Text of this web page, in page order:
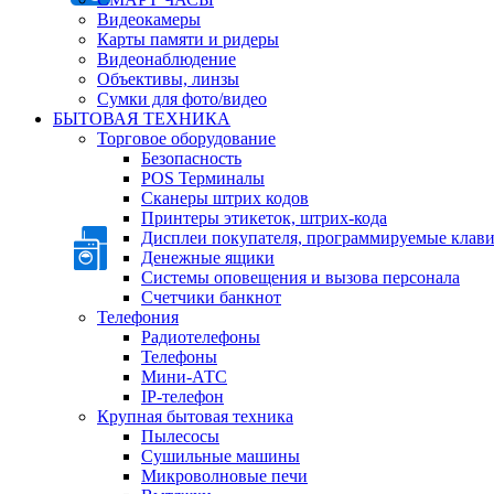
Видеокамеры
Карты памяти и ридеры
Видеонаблюдение
Объективы, линзы
Сумки для фото/видео
БЫТОВАЯ ТЕХНИКА
Торговое оборудование
Безопасность
POS Терминалы
Сканеры штрих кодов
Принтеры этикеток, штрих-кода
Дисплеи покупателя, программируемые
Денежные ящики
Системы оповещения и вызова персонала
Счетчики банкнот
Телефония
Радиотелефоны
Телефоны
Мини-АТС
IP-телефон
Крупная бытовая техника
Пылесосы
Сушильные машины
Микроволновые печи